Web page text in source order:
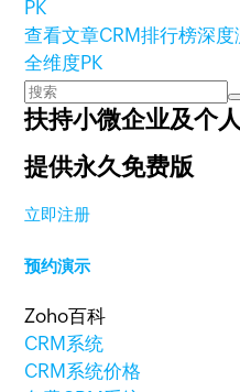
查看文章CRM排行榜深
全维度PK
扶持小微企业及个
提供永久免费版
立即注册
预约演示
Zoho百科
CRM系统
CRM系统价格